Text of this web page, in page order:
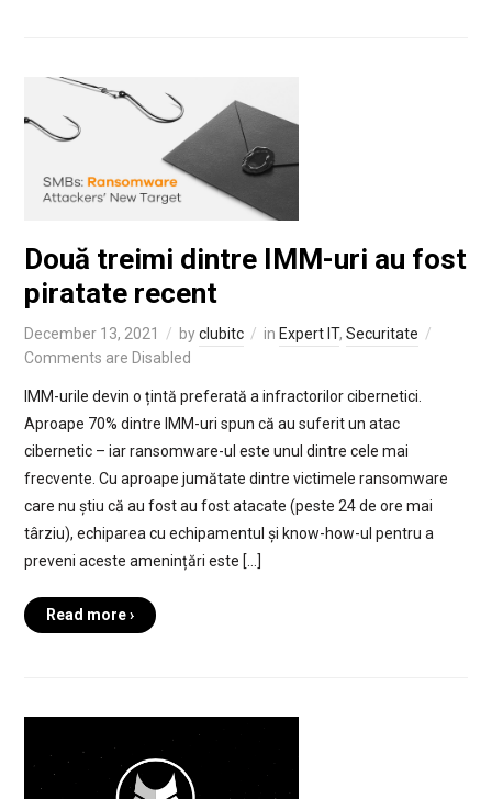
Două treimi dintre IMM-uri au fost
piratate recent
December 13, 2021 byclubitc in Expert IT, Securitate
Comments are Disabled
IMM-urile devin o țintă preferată a infractorilor cibernetici.
Aproape 70% dintre IMM-uri spun că au suferit un atac
cibernetic – iar ransomware-ul este unul dintre cele mai
frecvente. Cu aproape jumătate dintre victimele ransomware
care nu știu că au fost au fost atacate (peste 24 de ore mai
târziu), echiparea cu echipamentul și know-how-ul pentru a
preveni aceste amenințări este […]
Read more ›